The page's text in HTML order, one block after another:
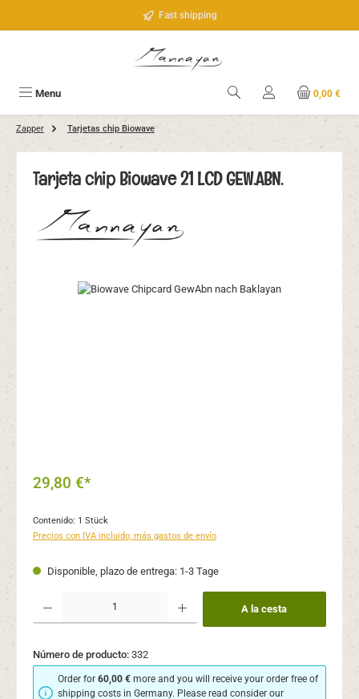
Fast shipping
Menu 0,00 €
Zapper Tarjetas chip Biowave
Tarjeta chip Biowave 21 LCD GEW.ABN.
Omitir galería de imágenes
29,80 €*
Contenido: 1 Stück
Precios con IVA incluido, más gastos de envío
Disponible, plazo de entrega: 1-3 Tage
Cantidad del producto: introduce la cantidad deseada o usa los botones para
A la cesta
Número de producto: 332
Order for60,00 € more and you will receive your order free of
shipping costs in Germany. Please read consider our